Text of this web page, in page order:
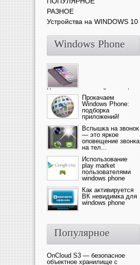
РАЗНОЕ
Устройства на WINDOWS 10
Windows Phone
Ультрасовременный смартфон
— это новика от компании Ap...
Прокачаем
Windows Phone:
подборка
приложений!
Вспышка на звонок
— это яркое
оповещение звонка
на тел...
Использование
play market
пользователями
windows phone
Как активируется
ВК невидимка для
windows phone
Популярное
OnCloud S3 — безопасное
объектное хранилище с